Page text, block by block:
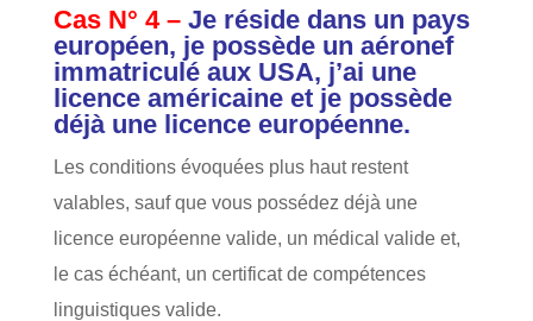
Cas N° 4 – Je réside dans un pays
européen, je possède un aéronef
immatriculé aux USA, j’ai une
licence américaine et je possède
déjà une licence européenne.
Les conditions évoquées plus haut restent
valables, sauf que vous possédez déjà une
licence européenne valide, un médical valide et,
le cas échéant, un certificat de compétences
linguistiques valide.